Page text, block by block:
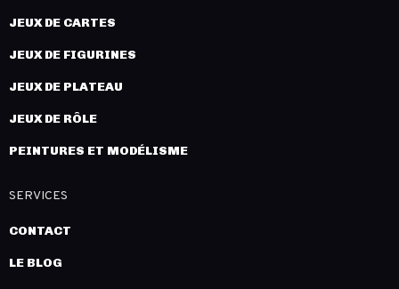
JEUX DE CARTES
JEUX DE FIGURINES
JEUX DE PLATEAU
JEUX DE RÔLE
PEINTURES ET MODÉLISME
SERVICES
CONTACT
LE BLOG